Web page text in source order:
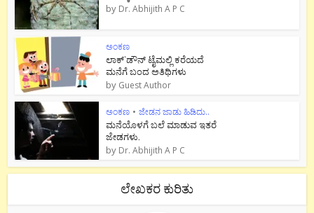
by Dr. Abhijith A P C
ಅಂಕಣ
ಲಾಕ್`ಡೌನ್ ಟೈಮಲ್ಲಿ ಕರೆಯದೆ
ಮನೆಗೆ ಬಂದ ಅತಿಥಿಗಳು
by Guest Author
ಅಂಕಣ • ಜೇಡನ ಜಾಡು ಹಿಡಿದು..
ಮನೆಯೊಳಗೆ ಬಲೆ ಮಾಡುವ ಇತರೆ
ಜೇಡಗಳು.
by Dr. Abhijith A P C
ಲೇಖಕರ ಕುರಿತು